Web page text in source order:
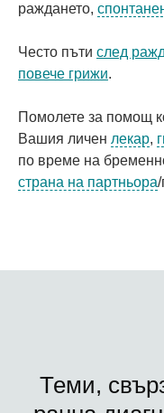
раждането,
Често пъти след
повече грижи.
Помолете за помощ
Вашия личен лекар,
по време на
страна на партньора/
Теми,